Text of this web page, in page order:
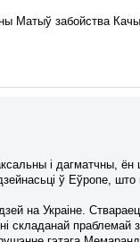
Матыў забойства
і дагматчны,
ў Еўропе,
на Украіне.
складанай праблемай